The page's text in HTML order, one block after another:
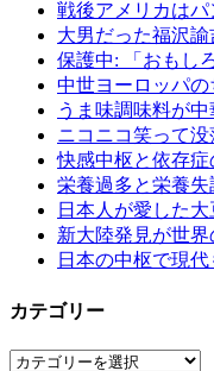
戦後アメリカは
大男だった福沢諭
保護中: 「おもし
中世ヨーロッパ
うま味調味料が
ニコニコ笑って没
快感中枢と依存症
栄養過多と栄養失
日本人が愛した
新大陸発見が世
日本の中枢で現
カテゴリー
カ